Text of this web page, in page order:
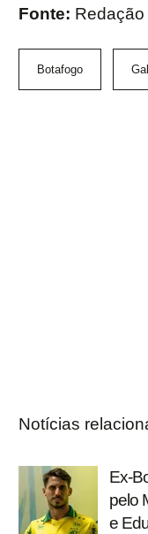
Fonte:
Botafogo
Notícias
Ex-
pelo
e